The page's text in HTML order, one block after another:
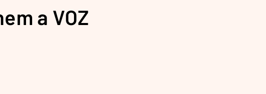
a VOZ